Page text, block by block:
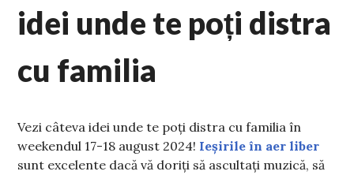
idei unde te poți distra
cu familia
Vezi câteva idei unde te poți distra cu familia în
weekendul 17-18 august 2024! Ieșirile în aer liber
sunt excelente dacă vă doriți să ascultați muzică, să